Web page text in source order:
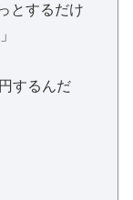
とするだけ
するんだ